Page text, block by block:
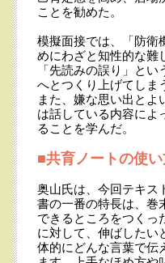
ことを勧めた。
模擬面接では、「防衛
めにわざと知性的な難
「先読みの誤り」と
へとつくり上げてしま
また、嫌な思い出と
は話している内容によ
ることを学んだ。
■共育ノートの使
奥山氏は、今回テキス
書の一番の特長は、巻
できるところをつくっ
に対して、伸ばしたい
体的にどんな言葉で伝